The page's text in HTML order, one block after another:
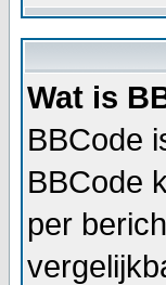
Wat is
BBCode
BBCode
per